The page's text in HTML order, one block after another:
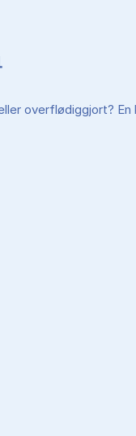
overflødiggjort?